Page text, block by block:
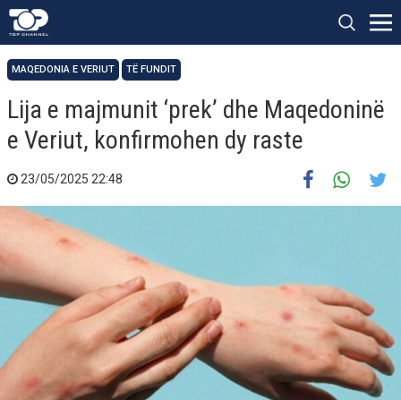
MAQEDONIA E VERIUT TË FUNDIT
Lija e majmunit ‘prek’ dhe Maqedoninë
e Veriut, konfirmohen dy raste
23/05/2025 22:48